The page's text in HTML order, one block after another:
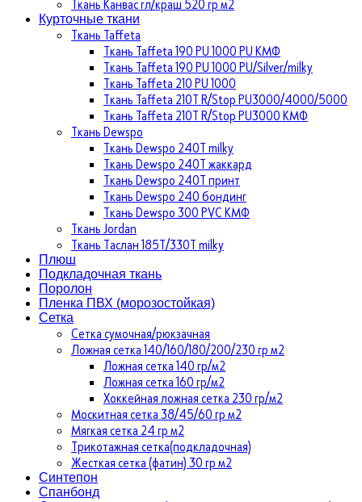
Ткань Канвас гл/краш 520 гр м2
Курточные ткани
Ткань Taffeta
Ткань Taffeta 190 PU 1000 PU КМФ
Ткань Taffeta 190 PU 1000 PU/Silver/milky
Ткань Taffeta 210 PU 1000
Ткань Taffeta 210Т R/Stop PU3000/4000/5000
Ткань Taffeta 210Т R/Stop PU3000 КМФ
Ткань Dewspo
Ткань Dewspo 240Т milky
Ткань Dewspo 240T жаккард
Ткань Dewspo 240Т принт
Ткань Dewspo 240 бондинг
Ткань Dewspo 300 PVC КМФ
Ткань Jordan
Ткань Таслан 185T/330T milky
Плюш
Подкладочная ткань
Поролон
Пленка ПВХ (морозостойкая)
Сетка
Сетка сумочная/рюкзачная
Ложная сетка 140/160/180/200/230 гр м2
Ложная сетка 140 гр/м2
Ложная сетка 160 гр/м2
Хоккейная ложная сетка 230 гр/м2
Москитная сетка 38/45/60 гр м2
Мягкая сетка 24 гр м2
Трикотажная сетка(подкладочная)
Жесткая сетка (фатин) 30 гр м2
Синтепон
Спанбонд